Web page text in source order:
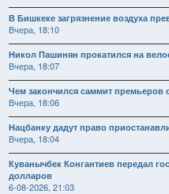
В Бишкеке загрязнение воздуха
Вчера, 18:10
Никол Пашинян прокатился на
Вчера, 18:07
Чем закончился саммит премьеров
Вчера, 18:06
Нацбанку дадут право
Вчера, 18:04
Куванычбек Конгантиев передал
долларов
6-08-2026, 21:03